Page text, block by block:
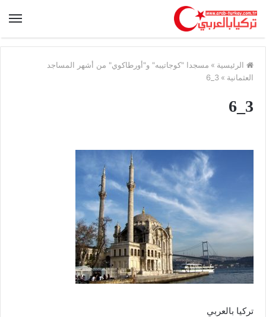
الرئيسية » مسجدا "كوجاتيبه" و"أورطاكوي" من أشهر المساجد
العثمانية »
3_6
3_6
تركيا بالعربي